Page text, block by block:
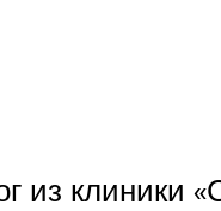
из клиники